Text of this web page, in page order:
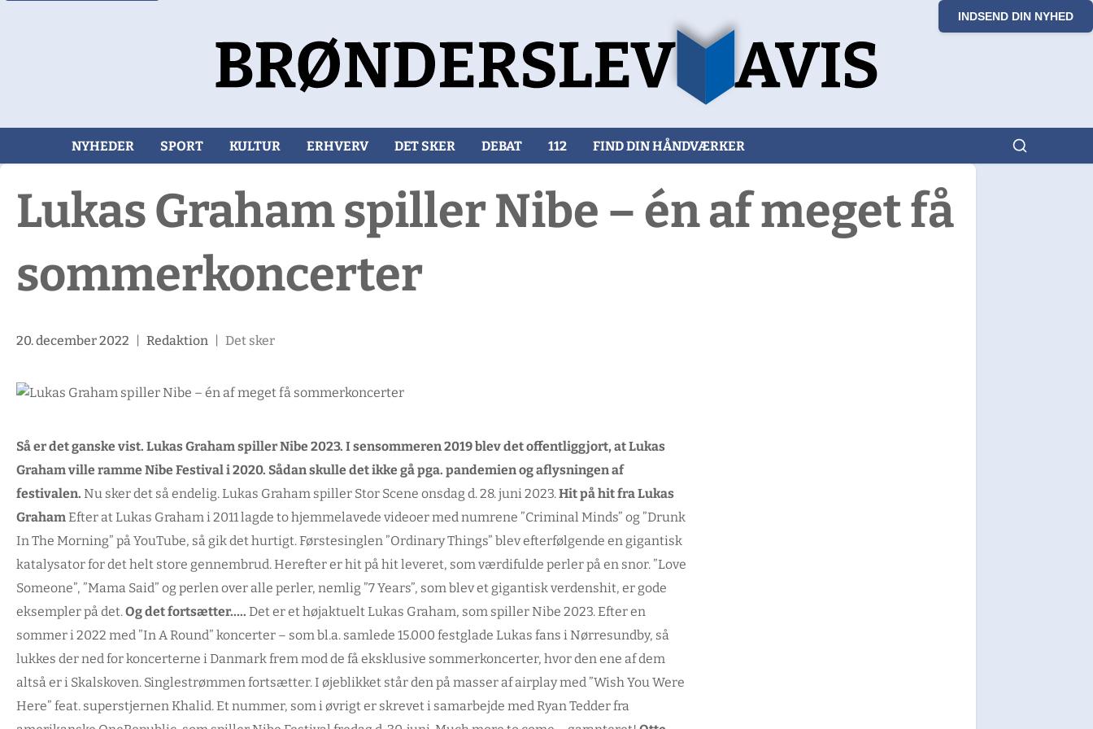
INDSEND DIN NYHED
NYHEDER SPORT KULTUR ERHVERV DET SKER DEBAT 112 FIND DIN HÅNDVÆRKER
Lukas Graham spiller Nibe – én af meget få
sommerkoncerter
20. december 2022 | Redaktion| Det sker
Så er det ganske vist. Lukas Graham spiller Nibe 2023. I sensommeren 2019 blev det offentliggjort, at Lukas
Graham ville ramme Nibe Festival i 2020. Sådan skulle det ikke gå pga. pandemien og aflysningen af
festivalen. Nu sker det så endelig. Lukas Graham spiller Stor Scene onsdag d. 28. juni 2023.Hit på hit fra Lukas
GrahamEfter at Lukas Graham i 2011 lagde to hjemmelavede videoer med numrene ”Criminal Minds” og ”Drunk
In The Morning” på YouTube, så gik det hurtigt. Førstesinglen ”Ordinary Things” blev efterfølgende en gigantisk
katalysator for det helt store gennembrud. Herefter er hit på hit leveret, som værdifulde perler på en snor. ”Love
Someone”, ”Mama Said” og perlen over alle perler, nemlig ”7 Years”, som blev et gigantisk verdenshit, er gode
eksempler på det.Og det fortsætter….. Det er et højaktuelt Lukas Graham, som spiller Nibe 2023. Efter en
sommer i 2022 med ”In A Round” koncerter – som bl.a. samlede 15.000 festglade Lukas fans i Nørresundby, så
lukkes der ned for koncerterne i Danmark frem mod de få eksklusive sommerkoncerter, hvor den ene af dem
altså er i Skalskoven. Singlestrømmen fortsætter. I øjeblikket står den på masser af airplay med ”Wish You Were
Here” feat. superstjernen Khalid. Et nummer, som i øvrigt er skrevet i samarbejde med Ryan Tedder fra